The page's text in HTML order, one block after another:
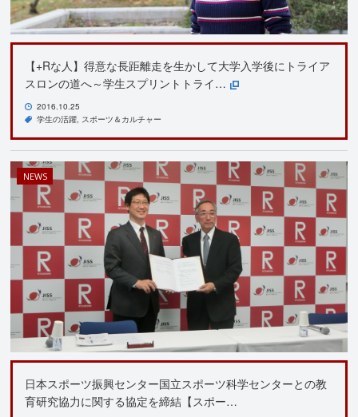
【+Rな人】得意な長距離走を生かして大学入学後にトライア
スロンの道へ～学生スプリントトライ…
2016.10.25
学生の活躍 スポーツ＆カルチャー
NEWS
日本スポーツ振興センター国立スポーツ科学センターとの教
育研究協力に関する協定を締結【スポー…